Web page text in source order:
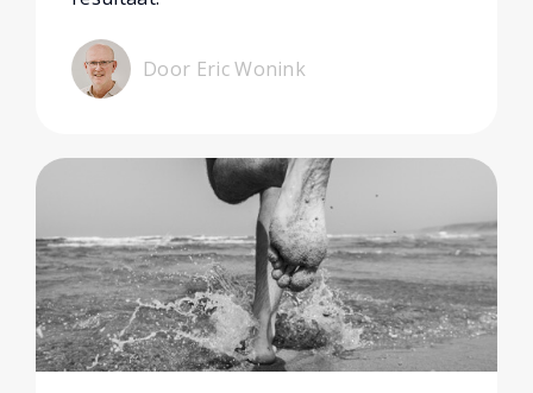
Door Eric Wonink